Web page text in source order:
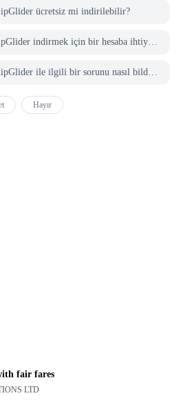
ücretsiz mi indirilebilir?
PGYER APK HUB'dan ClipGlider indirmek için bir hesaba ihtiyacım var mı?
PGYER APK HUB'daki ClipGlider ile ilgili bir sorunu nasıl bildirebilirim?
Hayır
fair fares
LTD